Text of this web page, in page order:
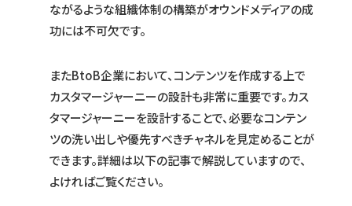
ながるような組織体制の構築がオウンドメディアの成
功には不可欠です。
またBtoB企業において、コンテンツを作成する上で
カスタマージャーニーの設計も非常に重要です。カス
タマージャーニーを設計することで、必要なコンテン
ツの洗い出しや優先すべきチャネルを見定めることが
できます。詳細は以下の記事で解説していますので、
よければご覧ください。